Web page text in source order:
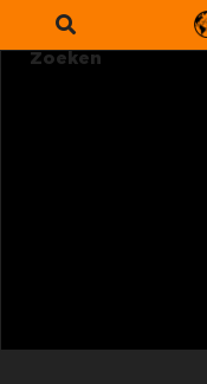
Zoeken